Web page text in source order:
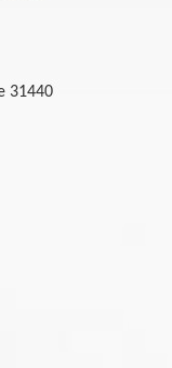
31440